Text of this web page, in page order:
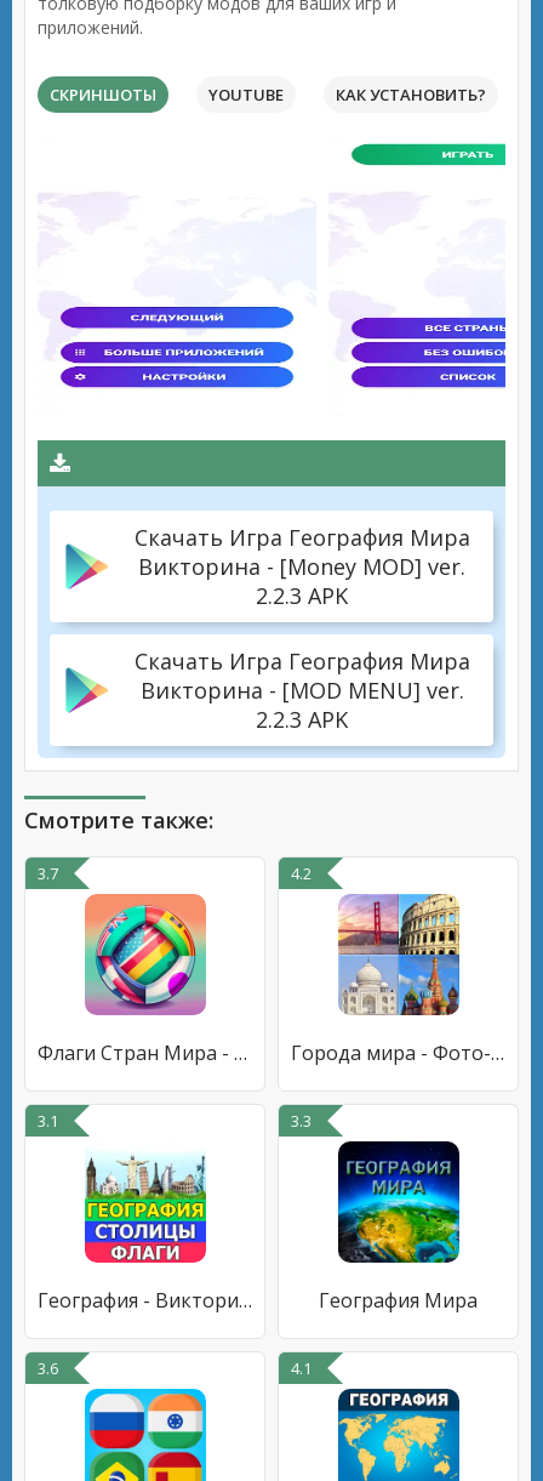
приложений.
СКРИНШОТЫ YOUTUBE КАК УСТАНОВИТЬ?
Скачать Игра География Мира
Викторина - [Money MOD] ver.
2.2.3 APK
Скачать Игра География Мира
Викторина - [MOD MENU] ver.
2.2.3 APK
Смотрите также:
3.7
Флаги Стран Мира - География
4.2
Города мира - Фото-викторина
3.1
География - Викторина страны
3.3
География Мира
3.6 4.1